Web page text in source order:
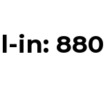
in: 880